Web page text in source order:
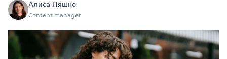
Алиса Ляшко
Content manager